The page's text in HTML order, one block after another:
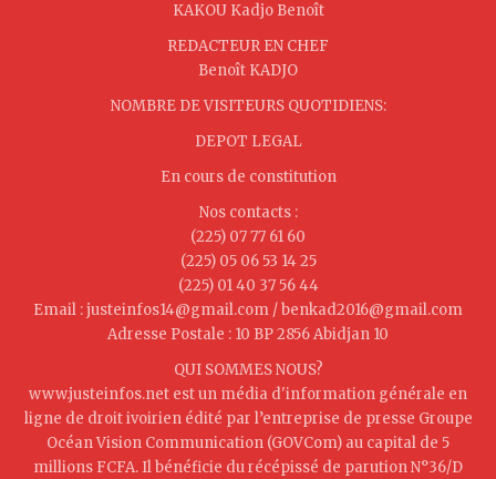
KAKOU Kadjo Benoît
REDACTEUR EN CHEF
Benoît KADJO
NOMBRE DE VISITEURS QUOTIDIENS:
DEPOT LEGAL
En cours de constitution
Nos contacts :
(225) 07 77 61 60
(225) 05 06 53 14 25
(225) 01 40 37 56 44
Email : justeinfos14@gmail.com / benkad2016@gmail.com
Adresse Postale : 10 BP 2856 Abidjan 10
QUI SOMMES NOUS?
www.justeinfos.net est un média d'information générale en
ligne de droit ivoirien édité par l’entreprise de presse Groupe
Océan Vision Communication (GOVCom) au capital de 5
millions FCFA. Il bénéficie du récépissé de parution N°36/D